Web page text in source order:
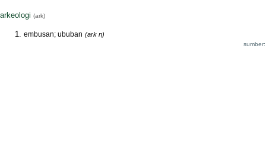
arkeologi (ark)
embusan; ububan (ark n)